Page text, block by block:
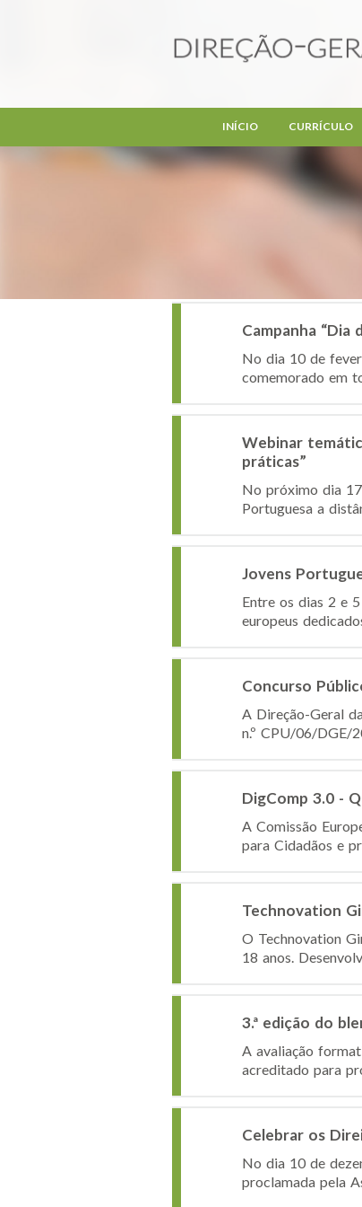
INÍCIO CURRÍCULO
Campanha
No dia 10 de
comemorado em
Webinar
práticas”
No próximo dia
Portuguesa a
Jovens
Entre os dias 2 e
europeus
Concurso
A Direção-Geral
n.º CPU/06/DGE/
DigComp 3.0 -
A Comissão
para Cidadãos e
Technovation
O Technovation
18 anos.
3.ª edição do
A avaliação
acreditado para
Celebrar os
No dia 10 de
proclamada pela